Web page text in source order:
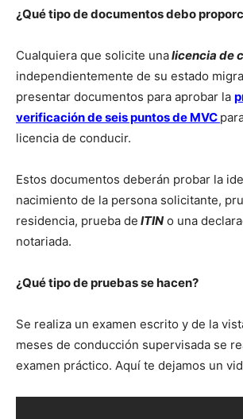
¿Qué tipo de documentos debo
Cualquiera que solicite unalicencia de
independientemente de su estado
presentar documentos para aprobar la
verificación de seis puntos de MVC
licencia de conducir.
Estos documentos deberán probar la
nacimiento de la persona solicitante,
residencia, prueba de ITIN o una
notariada.
¿Qué tipo de pruebas se hacen?
Se realiza un examen escrito y de la
meses de conducción supervisada se
examen práctico. Aquí te dejamos un